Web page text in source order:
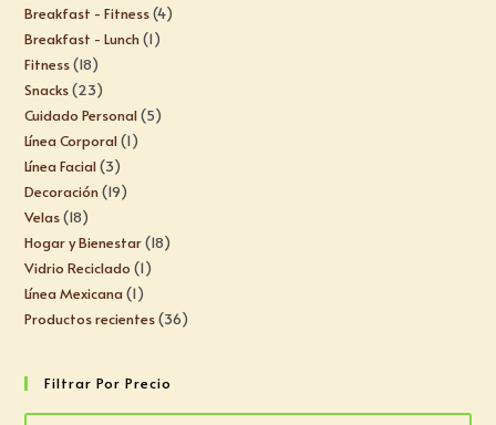
Breakfast - Fitness 4
Breakfast - Lunch 1
Fitness 18
Snacks 23
Cuidado Personal 5
Línea Corporal 1
Línea Facial 3
Decoración 19
Velas 18
Hogar y Bienestar 18
Vidrio Reciclado 1
Línea Mexicana 1
Productos recientes 36
Filtrar Por Precio